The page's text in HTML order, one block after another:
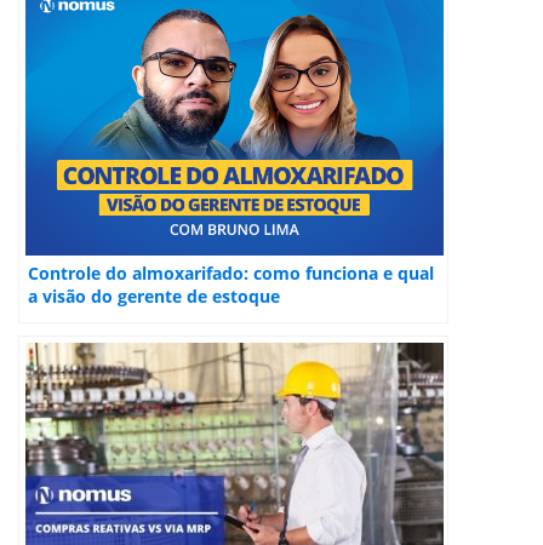
Controle do almoxarifado: como funciona e qual
a visão do gerente de estoque